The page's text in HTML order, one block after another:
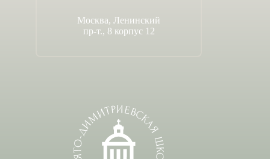
Москва, Ленинский
пр-т., 8 корпус 12